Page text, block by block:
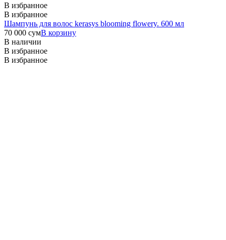
В избранное
В избранное
Шампунь для волос kerasys blooming flowery. 600 мл
70 000 сумВ корзину
В наличии
В избранное
В избранное